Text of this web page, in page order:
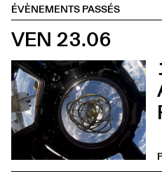
ÉVÈNEMENTS PASSÉS
VEN 23.06